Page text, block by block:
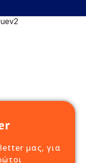
μας, για